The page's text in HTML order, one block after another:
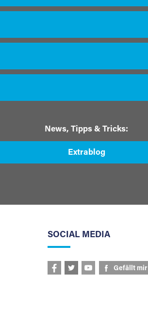
News, Tipps & Tricks:
Extrablog
SOCIAL MEDIA
Gefällt mir